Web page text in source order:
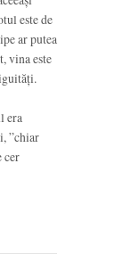
este de
ar putea
vina este
era
”chiar
cer